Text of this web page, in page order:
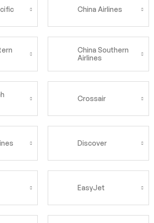
China Airlines
China Southern
Airlines
Crossair
Discover
EasyJet